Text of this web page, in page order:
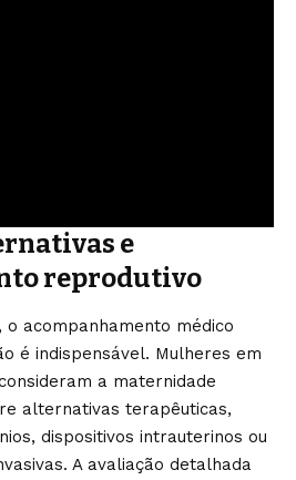
e
reprodutivo
o acompanhamento médico
é indispensável. Mulheres em
a maternidade
alternativas terapêuticas,
dispositivos intrauterinos ou
A avaliação detalhada